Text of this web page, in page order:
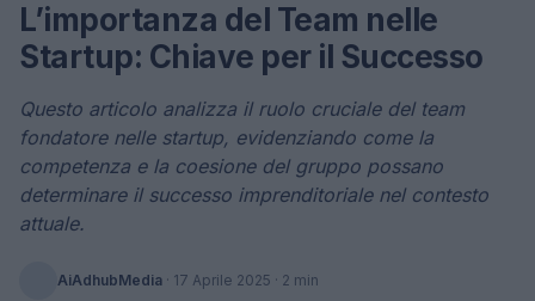
L’importanza del Team nelle
Startup: Chiave per il Successo
Questo articolo analizza il ruolo cruciale del team
fondatore nelle startup, evidenziando come la
competenza e la coesione del gruppo possano
determinare il successo imprenditoriale nel contesto
attuale.
AiAdhubMedia · 17 Aprile 2025 · 2 min